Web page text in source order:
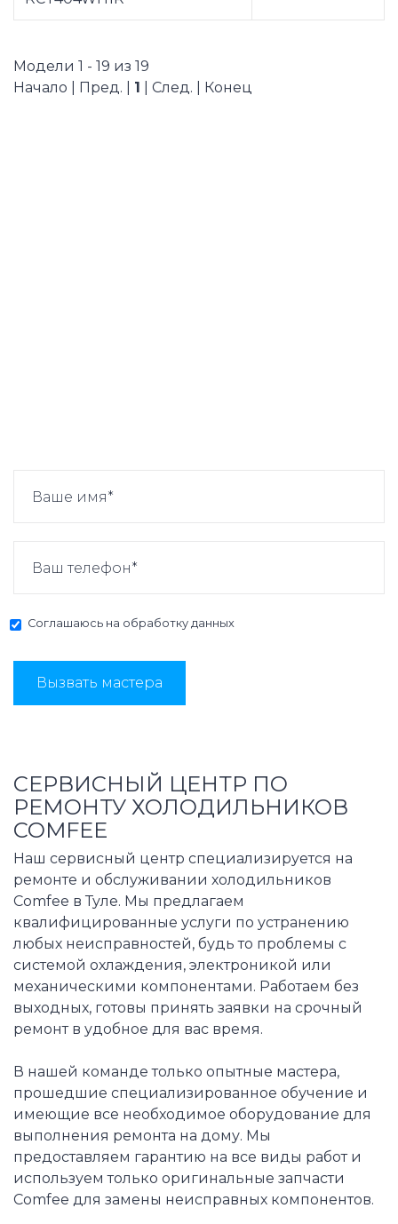
Модели 1 - 19 из 19
Начало | Пред. | 1 | След. | Конец
Соглашаюсь на обработку данных
Вызвать мастера
СЕРВИСНЫЙ ЦЕНТР ПО
РЕМОНТУ ХОЛОДИЛЬНИКОВ
COMFEE
Наш сервисный центр специализируется на
ремонте и обслуживании холодильников
Comfee в Туле. Мы предлагаем
квалифицированные услуги по устранению
любых неисправностей, будь то проблемы с
системой охлаждения, электроникой или
механическими компонентами. Работаем без
выходных, готовы принять заявки на срочный
ремонт в удобное для вас время.
В нашей команде только опытные мастера,
прошедшие специализированное обучение и
имеющие все необходимое оборудование для
выполнения ремонта на дому. Мы
предоставляем гарантию на все виды работ и
используем только оригинальные запчасти
Comfee для замены неисправных компонентов.